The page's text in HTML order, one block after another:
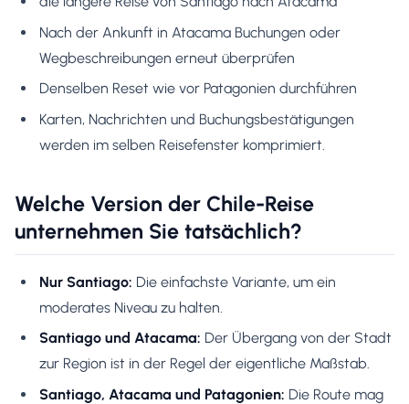
Nach der Ankunft in Atacama Buchungen oder
Wegbeschreibungen erneut überprüfen
Denselben Reset wie vor Patagonien durchführen
Karten, Nachrichten und Buchungsbestätigungen
werden im selben Reisefenster komprimiert.
Welche Version der Chile-Reise
unternehmen Sie tatsächlich?
Nur Santiago: Die einfachste Variante, um ein
moderates Niveau zu halten.
Santiago und Atacama: Der Übergang von der Stadt
zur Region ist in der Regel der eigentliche Maßstab.
Santiago, Atacama und Patagonien: Die Route mag